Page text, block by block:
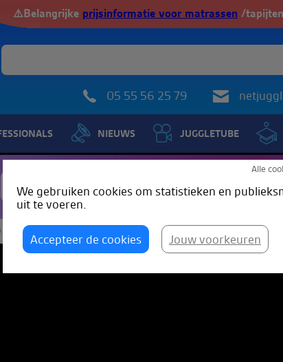
Alle
We gebruiken cookies om statistieken en
uit te voeren.
Accepteer de cookies Jouw voorkeuren
⚠️Belangrijke prijsinformatie voor matrassen /
05 55 56 25 79
NIEUWS JUGGLETUBE
Sarlat)